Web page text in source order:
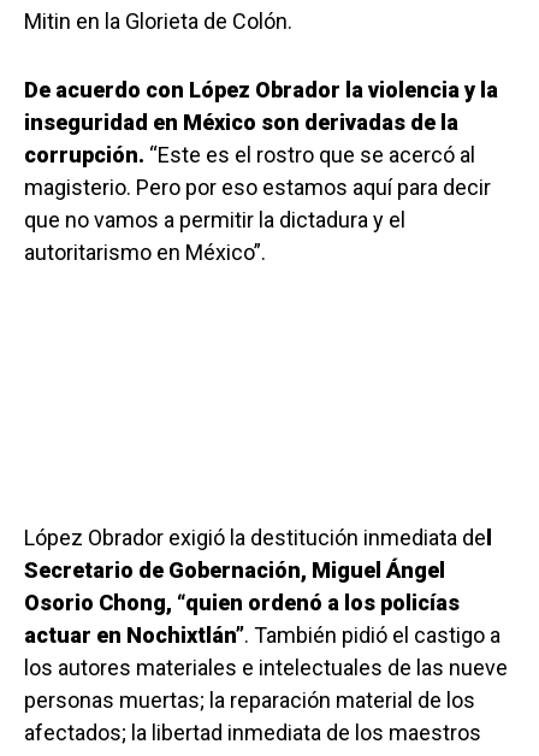
Mitin en la Glorieta de Colón.
De acuerdo con López Obrador la violencia y la
inseguridad en México son derivadas de la
corrupción. “Este es el rostro que se acercó al
magisterio. Pero por eso estamos aquí para decir
que no vamos a permitir la dictadura y el
autoritarismo en México”.
López Obrador exigió la destitución inmediata de
Secretario de Gobernación, Miguel Ángel
Osorio Chong, “quien ordenó a los policías
actuar en Nochixtlán”. También pidió el castigo a
los autores materiales e intelectuales de las nueve
personas muertas; la reparación material de los
afectados; la libertad inmediata de los maestros